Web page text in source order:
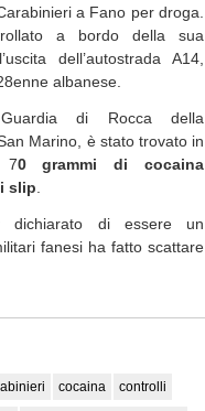
a Fano per droga.
a bordo della sua
dell’autostrada A14,
albanese.
di Rocca della
Marino, è stato trovato in
70 grammi di cocaina
slip
dichiarato di essere un
fanesi ha fatto scattare
cocaina controlli